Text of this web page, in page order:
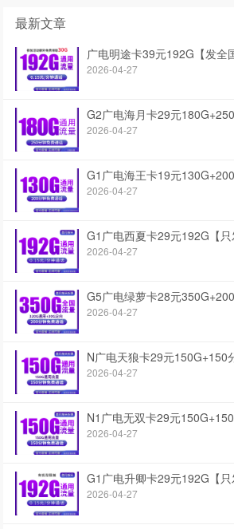
最新文章
广电明途卡39元192G【发全
2026-04-27
G2广电海月卡29元
2026-04-27
G1广电海王卡19元
2026-04-27
G1广电西夏卡29元192G【只
2026-04-27
G5广电绿萝卡28元
2026-04-27
N广电天狼卡29元150G+150
2026-04-27
N1广电无双卡29元
2026-04-27
G1广电升卿卡29元192G【只
2026-04-27